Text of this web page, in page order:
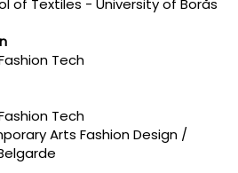
Tech
Tech
Arts Fashion Design /